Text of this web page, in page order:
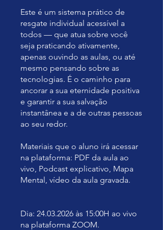
Este é um sistema prático de
resgate individual acessível a
todos — que atua sobre você
seja praticando ativamente,
apenas ouvindo as aulas, ou até
mesmo pensando sobre as
tecnologias. É o caminho para
ancorar a sua eternidade positiva
e garantir a sua salvação
instantânea e a de outras pessoas
ao seu redor.
Materiais que o aluno irá acessar
na plataforma: PDF da aula ao
vivo, Podcast explicativo, Mapa
Mental, vídeo da aula gravada.
Dia: 24.03.2026 às 15:00H ao vivo
na plataforma ZOOM.